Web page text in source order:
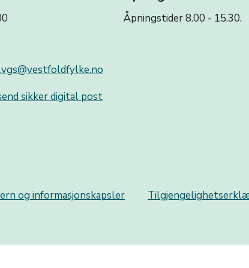
sikker digital post
Åpningstider 8.00 - 15.30.
og informasjonskapsler